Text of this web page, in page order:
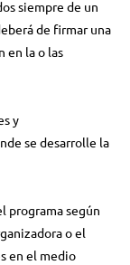
siempre de un
de firmar una
en la o las
y
se desarrolle la
programa según
o el
en el medio